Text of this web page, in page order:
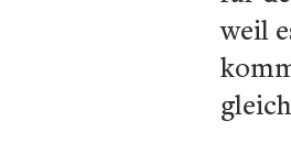
weil